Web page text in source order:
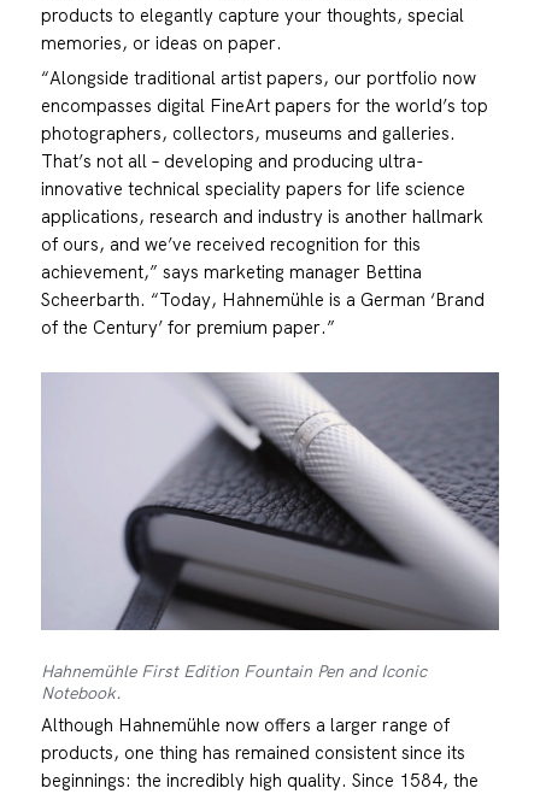
products to elegantly capture your thoughts, special
memories, or ideas on paper.
“Alongside traditional artist papers, our portfolio now
encompasses digital FineArt papers for the world’s top
photographers, collectors, museums and galleries.
That’s not all – developing and producing ultra-
innovative technical speciality papers for life science
applications, research and industry is another hallmark
of ours, and we’ve received recognition for this
achievement,” says marketing manager Bettina
Scheerbarth. “Today, Hahnemühle is a German ‘Brand
of the Century’ for premium paper.”
Hahnemühle First Edition Fountain Pen and Iconic
Notebook.
Although Hahnemühle now offers a larger range of
products, one thing has remained consistent since its
beginnings: the incredibly high quality. Since 1584, the